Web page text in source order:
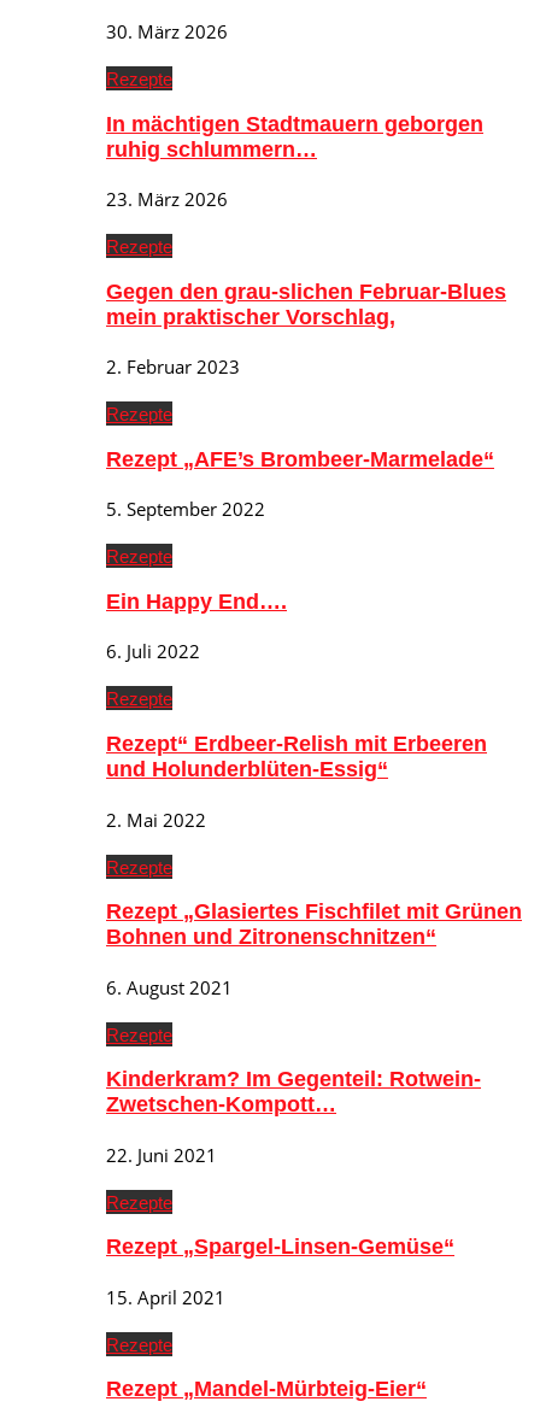
30. März 2026
Rezepte
In mächtigen Stadtmauern geborgen
ruhig schlummern…
23. März 2026
Rezepte
Gegen den grau-slichen Februar-Blues
mein praktischer Vorschlag,
2. Februar 2023
Rezepte
Rezept „AFE’s Brombeer-Marmelade“
5. September 2022
Rezepte
Ein Happy End….
6. Juli 2022
Rezepte
Rezept“ Erdbeer-Relish mit Erbeeren
und Holunderblüten-Essig“
2. Mai 2022
Rezepte
Rezept „Glasiertes Fischfilet mit Grünen
Bohnen und Zitronenschnitzen“
6. August 2021
Rezepte
Kinderkram? Im Gegenteil: Rotwein-
Zwetschen-Kompott…
22. Juni 2021
Rezepte
Rezept „Spargel-Linsen-Gemüse“
15. April 2021
Rezepte
Rezept „Mandel-Mürbteig-Eier“